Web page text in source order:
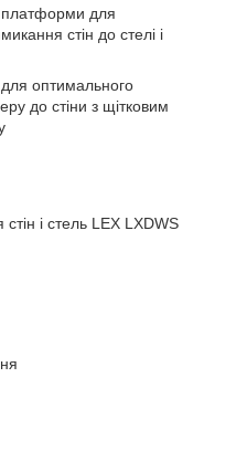
платформи для
стін до стелі і
оптимального
до стіни з щітковим
і стель LEX LXDWS